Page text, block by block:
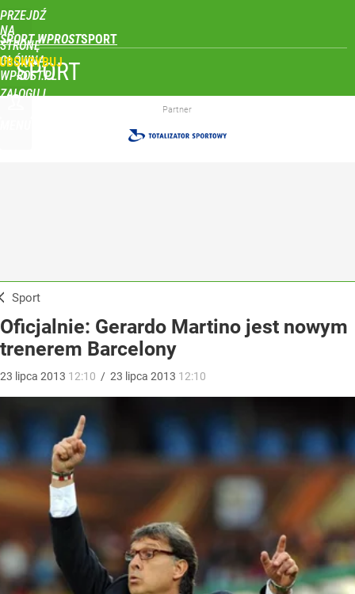
PRZEJDŹ
NA
STRONĘ
GŁÓWNĄ
WPROST.PL
SPORT WPROST
ZALOGUJ
SPORT
Partner
Sport
Oficjalnie: Gerardo Martino jest nowym
trenerem Barcelony
23 lipca 2013 12:10 / 23 lipca 2013 12:10